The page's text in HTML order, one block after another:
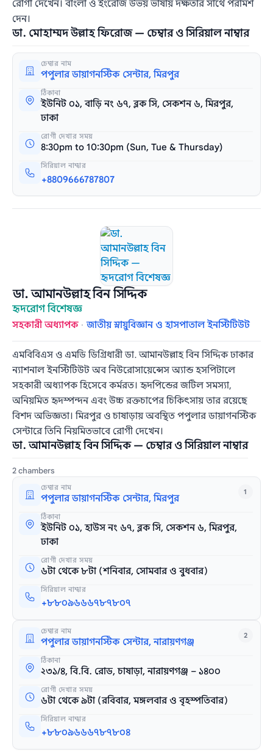
রোগী দেখেন। বাংলা ও ইংরেজি উভয় ভাষায় দক্ষতার সাথে পরামর্শ
দেন।
ডা. মোহাম্মদ উল্লাহ ফিরোজ — চেম্বার ও সিরিয়াল নাম্বার
চেম্বার নাম
পপুলার ডায়াগনস্টিক সেন্টার, মিরপুর
ঠিকানা
ইউনিট ০১, বাড়ি নং ৬৭, ব্লক সি, সেকশন ৬, মিরপুর,
ঢাকা
রোগী দেখার সময়
8:30pm to 10:30pm (Sun, Tue & Thursday)
সিরিয়াল নাম্বার
+8809666787807
ডা. আমানউল্লাহ বিন সিদ্দিক
হৃদরোগ বিশেষজ্ঞ
সহকারী অধ্যাপক ·জাতীয় স্নায়ুবিজ্ঞান ও হাসপাতাল ইনস্টিটিউট
এমবিবিএস ও এমডি ডিগ্রিধারী ডা. আমানউল্লাহ বিন সিদ্দিক ঢাকার
ন্যাশনাল ইনস্টিটিউট অব নিউরোসায়েন্সেস অ্যান্ড হসপিটালে
সহকারী অধ্যাপক হিসেবে কর্মরত। হৃদপিন্ডের জটিল সমস্যা,
অনিয়মিত হৃদস্পন্দন এবং উচ্চ রক্তচাপের চিকিৎসায় তার রয়েছে
বিশদ অভিজ্ঞতা। মিরপুর ও চাষাড়ায় অবস্থিত পপুলার ডায়াগনস্টিক
সেন্টারে তিনি নিয়মিতভাবে রোগী দেখেন।
ডা. আমানউল্লাহ বিন সিদ্দিক — চেম্বার ও সিরিয়াল নাম্বার
2 chambers
1
চেম্বার নাম
পপুলার ডায়াগনস্টিক সেন্টার, মিরপুর
ঠিকানা
ইউনিট ০১, হাউস নং ৬৭, ব্লক সি, সেকশন ৬, মিরপুর,
ঢাকা
রোগী দেখার সময়
৬টা থেকে ৮টা (শনিবার, সোমবার ও বুধবার)
সিরিয়াল নাম্বার
+৮৮০৯৬৬৬৭৮৭৮০৭
2
চেম্বার নাম
পপুলার ডায়াগনস্টিক সেন্টার, নারায়ণগঞ্জ
ঠিকানা
২৩১/৪, বি.বি. রোড, চাষাড়া, নারায়ণগঞ্জ – ১৪০০
রোগী দেখার সময়
৬টা থেকে ৯টা (রবিবার, মঙ্গলবার ও বৃহস্পতিবার)
সিরিয়াল নাম্বার
+৮৮০৯৬৬৬৭৮৭৮০৪